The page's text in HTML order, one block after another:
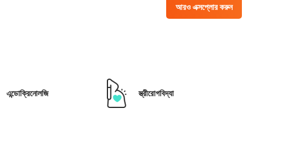
আরও এক্সপ্লোর করুন
এন্ডোক্রিনোলজি স্ত্রীরোগবিদ্যা